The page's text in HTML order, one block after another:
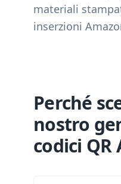
materiali
inserzioni
Perché
nostro
codici QR